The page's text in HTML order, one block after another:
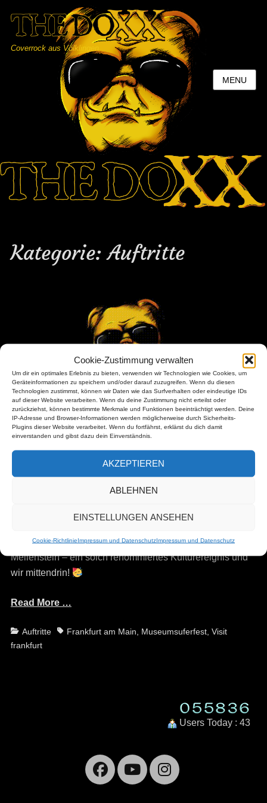
Cookie-Zustimmung verwalten
Um dir ein optimales Erlebnis zu bieten, verwenden wir Technologien wie Cookies, um
Geräteinformationen zu speichern und/oder darauf zuzugreifen. Wenn du diesen
Technologien zustimmst, können wir Daten wie das Surfverhalten oder eindeutige IDs
auf dieser Website verarbeiten. Wenn du deine Zustimmung nicht erteilst oder
zurückziehst, können bestimmte Merkmale und Funktionen beeinträchtigt werden. Deine
IP-Adresse und Browser-Informationen werden möglicherweise durch Sicherheits-
Plugins dieser Website verarbeitet. Wenn du fortfährst, erklärst du dich damit
einverstanden und gibst dazu dein Einverständnis.
AKZEPTIEREN
ABLEHNEN
EINSTELLUNGEN ANSEHEN
Cookie-RichtlinieImpressum und DatenschutzImpressum und Datenschutz
Coverrock aus Völklingen
MENU
Kategorie:Auftritte
on
Wir platzen vor Freude und können es kaum erwarten: Wir
Main erhalten. Was für eine Ehre und welch großartiger
Meilenstein – ein solch renommiertes Kulturereignis und
wir mittendrin!
Read More …
Categories
Auftritte TagsFrankfurt am Main Museumsuferfest, Visit
frankfurt
Users Today : 43
Facebook
YouTube